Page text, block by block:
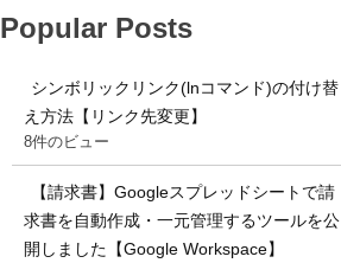
Popular Posts
シンボリックリンク(lnコマンド)の付け替
え方法【リンク先変更】
8件のビュー
【請求書】Googleスプレッドシートで請
求書を自動作成・一元管理するツールを公
開しました【Google Workspace】